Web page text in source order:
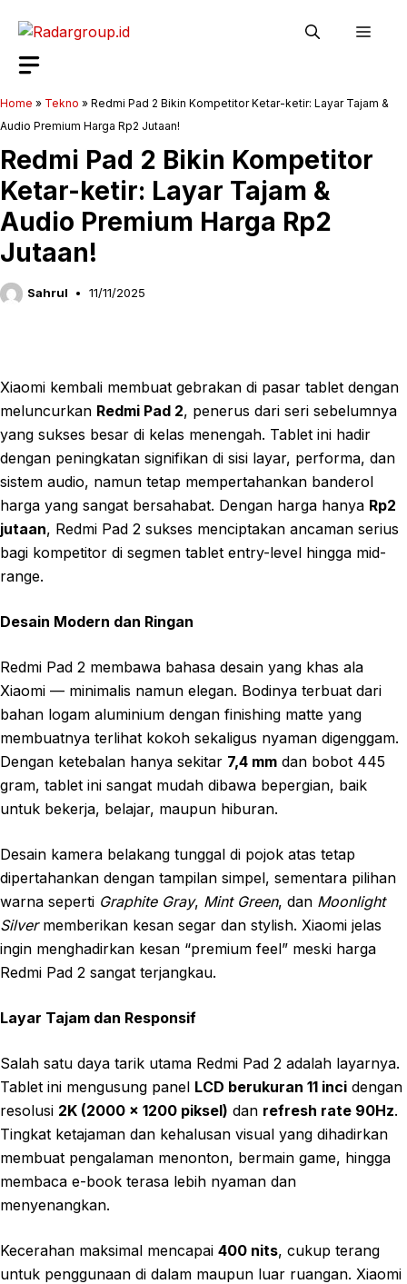
Home » Tekno » Redmi Pad 2 Bikin Kompetitor Ketar-ketir: Layar Tajam &
Audio Premium Harga Rp2 Jutaan!
Redmi Pad 2 Bikin Kompetitor
Ketar-ketir: Layar Tajam &
Audio Premium Harga Rp2
Jutaan!
Sahrul 11/11/2025
Xiaomi kembali membuat gebrakan di pasar tablet dengan
meluncurkan Redmi Pad 2, penerus dari seri sebelumnya
yang sukses besar di kelas menengah. Tablet ini hadir
dengan peningkatan signifikan di sisi layar, performa, dan
sistem audio, namun tetap mempertahankan banderol
harga yang sangat bersahabat. Dengan harga hanya Rp2
jutaan, Redmi Pad 2 sukses menciptakan ancaman serius
bagi kompetitor di segmen tablet entry-level hingga mid-
range.
Desain Modern dan Ringan
Redmi Pad 2 membawa bahasa desain yang khas ala
Xiaomi — minimalis namun elegan. Bodinya terbuat dari
bahan logam aluminium dengan finishing matte yang
membuatnya terlihat kokoh sekaligus nyaman digenggam.
Dengan ketebalan hanya sekitar 7,4 mm dan bobot 445
gram, tablet ini sangat mudah dibawa bepergian, baik
untuk bekerja, belajar, maupun hiburan.
Desain kamera belakang tunggal di pojok atas tetap
dipertahankan dengan tampilan simpel, sementara pilihan
warna seperti Graphite Gray, Mint Green, dan Moonlight
Silvermemberikan kesan segar dan stylish. Xiaomi jelas
ingin menghadirkan kesan “premium feel” meski harga
Redmi Pad 2 sangat terjangkau.
Layar Tajam dan Responsif
Salah satu daya tarik utama Redmi Pad 2 adalah layarnya.
Tablet ini mengusung panel LCD berukuran 11 inci dengan
resolusi 2K (2000 x 1200 piksel) dan refresh rate 90Hz.
Tingkat ketajaman dan kehalusan visual yang dihadirkan
membuat pengalaman menonton, bermain game, hingga
membaca e-book terasa lebih nyaman dan
menyenangkan.
Kecerahan maksimal mencapai 400 nits, cukup terang
untuk penggunaan di dalam maupun luar ruangan. Xiaomi